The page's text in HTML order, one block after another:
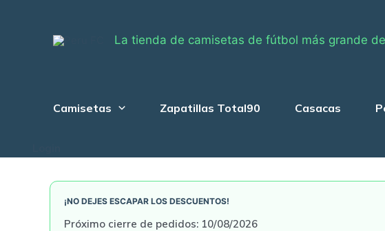
La tienda de camisetas de fútbol más grande
Camisetas Zapatillas Total90 Casacas
¡NO DEJES ESCAPAR LOS DESCUENTOS!
Próximo cierre de pedidos: 10/08/2026